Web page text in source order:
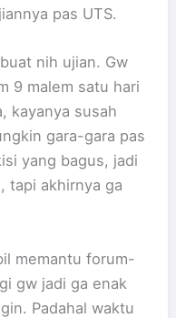
pas UTS.
nih ujian. Gw
9 malem satu hari
kayanya susah
gara-gara pas
yang bagus, jadi
tapi akhirnya ga
memantu forum-
gw jadi ga enak
Padahal waktu